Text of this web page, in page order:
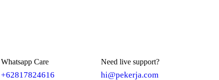
Whatsapp Care
+62817824616
Need live support?
hi@pekerja.com